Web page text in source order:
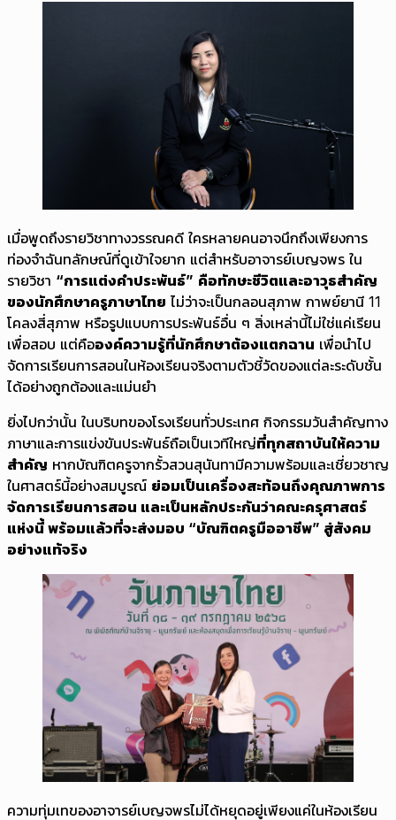
เมื่อพูดถึงรายวิชาทางวรรณคดี ใครหลายคนอาจนึกถึงเพียงการ
ท่องจำฉันทลักษณ์ที่ดูเข้าใจยาก แต่สำหรับอาจารย์เบญจพร ใน
รายวิชา “การแต่งคำประพันธ์” คือทักษะชีวิตและอาวุธสำคัญ
ของนักศึกษาครูภาษาไทย ไม่ว่าจะเป็นกลอนสุภาพ กาพย์ยานี 11
โคลงสี่สุภาพ หรือรูปแบบการประพันธ์อื่น ๆ สิ่งเหล่านี้ไม่ใช่แค่เรียน
เพื่อสอบ แต่คือองค์ความรู้ที่นักศึกษาต้องแตกฉาน เพื่อนำไป
จัดการเรียนการสอนในห้องเรียนจริงตามตัวชี้วัดของแต่ละระดับชั้น
ได้อย่างถูกต้องและแม่นยำ
ยิ่งไปกว่านั้น ในบริบทของโรงเรียนทั่วประเทศ กิจกรรมวันสำคัญทาง
ภาษาและการแข่งขันประพันธ์ถือเป็นเวทีใหญ่ที่ทุกสถาบันให้ความ
สำคัญ หากบัณฑิตครูจากรั้วสวนสุนันทามีความพร้อมและเชี่ยวชาญ
ในศาสตร์นี้อย่างสมบูรณ์ ย่อมเป็นเครื่องสะท้อนถึงคุณภาพการ
จัดการเรียนการสอน และเป็นหลักประกันว่าคณะครุศาสตร์
แห่งนี้ พร้อมแล้วที่จะส่งมอบ “บัณฑิตครูมืออาชีพ” สู่สังคม
อย่างแท้จริง
ความทุ่มเทของอาจารย์เบญจพรไม่ได้หยุดอยู่เพียงแค่ในห้องเรียน